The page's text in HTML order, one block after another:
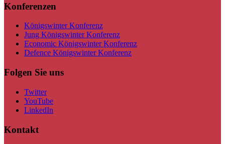
Konferenzen
Königswinter Konferenz
Jung Königswinter Konferenz
Economic Königswinter Konferenz
Defence Königswinter Konferenz
Folgen Sie uns
Twitter
YouTube
LinkedIn
Kontakt